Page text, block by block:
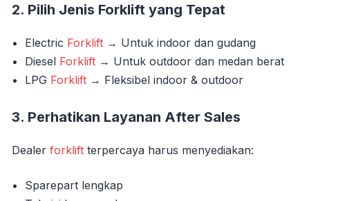
2. Pilih Jenis Forklift yang Tepat
Electric Forklift → Untuk indoor dan gudang
Diesel Forklift → Untuk outdoor dan medan berat
LPG Forklift → Fleksibel indoor & outdoor
3. Perhatikan Layanan After Sales
Dealer forklift terpercaya harus menyediakan:
Sparepart lengkap